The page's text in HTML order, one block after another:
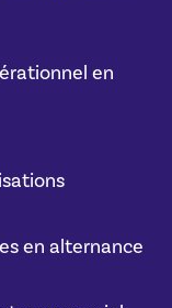
en
en alternance